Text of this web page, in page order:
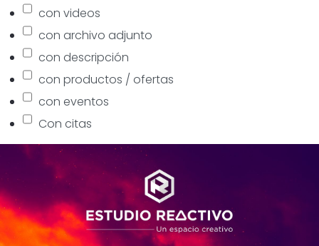
con videos
con archivo adjunto
con descripción
con productos / ofertas
con eventos
Con citas